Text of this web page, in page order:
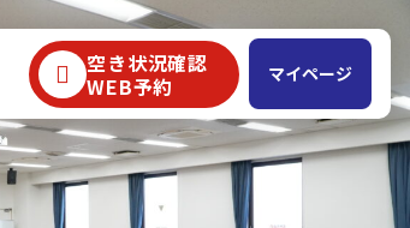
空き状況確認
WEB予約
マイページ